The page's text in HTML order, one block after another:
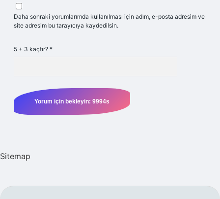
Daha sonraki yorumlarımda kullanılması için adım, e-posta adresim ve
site adresim bu tarayıcıya kaydedilsin.
5 + 3 kaçtır? *
Sitemap